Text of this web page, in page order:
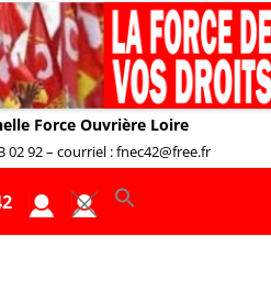
Force Ouvrière Loire
02 92 – courriel : fnec42@free.fr